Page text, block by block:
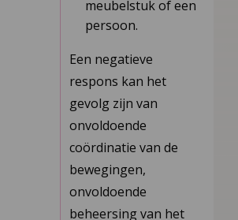
meubelstuk of een
persoon.
Een negatieve
respons kan het
gevolg zijn van
onvoldoende
coördinatie van de
bewegingen,
onvoldoende
beheersing van het